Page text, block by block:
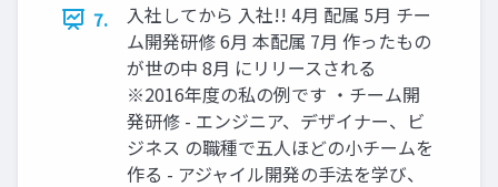
7.
入社してから 入社!! 4月 配属 5月 チー
ム開発研修 6月 本配属 7月 作ったもの
が世の中 8月 にリリースされる
※2016年度の私の例です ・チーム開
発研修 - エンジニア、デザイナー、ビ
ジネス の職種で五人ほどの小チームを
作る - アジャイル開発の手法を学び、